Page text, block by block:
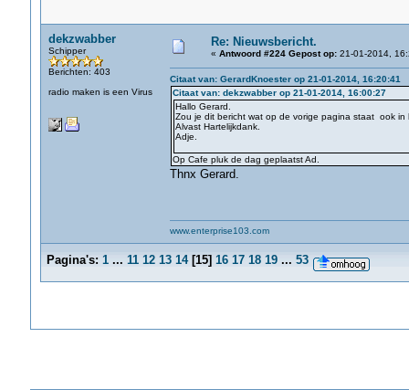
dekzwabber
Schipper
Berichten: 403
radio maken is een Virus
Re: Nieuwsbericht.
« Antwoord #224 Gepost op:21-01-2014,
Citaat van: GerardKnoester op 21-01-2014, 16:20:41
Citaat van: dekzwabber op 21-01-2014, 16:00:27
Hallo Gerard.
Zou je dit bericht wat op de vorige pagina staat ook
Alvast Hartelijkdank.
Adje.
Op Cafe pluk de dag geplaatst Ad.
Thnx Gerard.
www.enterprise103.com
Pagina's: 1 ... 11 12 13 14[15] 16 17 18 19 ... 53